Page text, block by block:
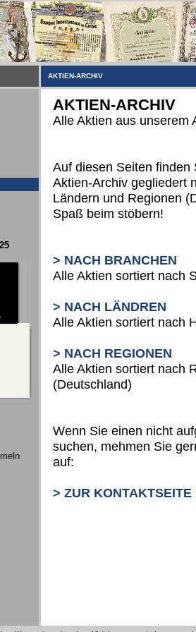
AKTIEN-ARCHIV
AKTIEN-ARCHIV
Alle Aktien aus unserem
Auf diesen Seiten finden
Aktien-Archiv gegliedert
Ländern und Regionen
Spaß beim stöbern!
> NACH BRANCHEN
Alle Aktien sortiert nach
> NACH LÄNDREN
Alle Aktien sortiert nach
> NACH REGIONEN
Alle Aktien sortiert nach
(Deutschland)
Wenn Sie einen nicht
suchen, mehmen Sie
auf:
> ZUR KONTAKTSEITE